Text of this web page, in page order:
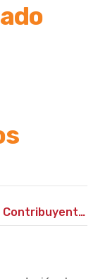
Régimen Simplificado para Pequeños Contribuyentes: requerimos la actualización de los parámetros